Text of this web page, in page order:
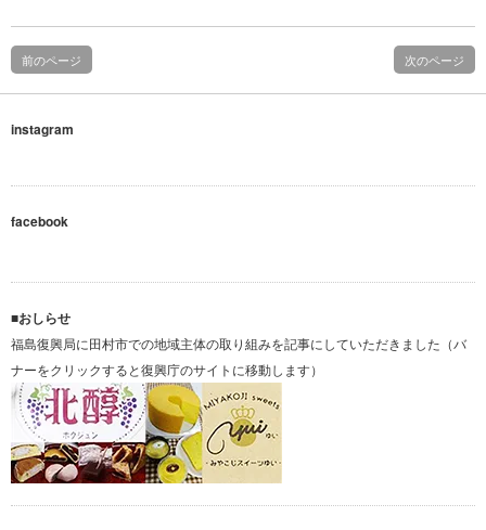
前のページ 次のページ
instagram
facebook
■おしらせ
福島復興局に田村市での地域主体の取り組みを記事にしていただきました（バ
ナーをクリックすると復興庁のサイトに移動します）